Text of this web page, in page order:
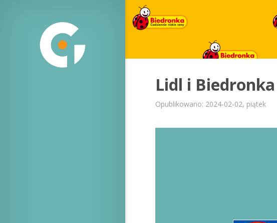
Lidl i
Opublikowano: 2024-02-02, piątek